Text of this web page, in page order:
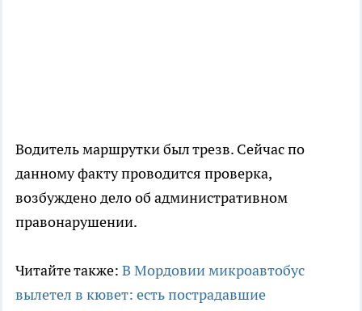
Водитель маршрутки был трезв. Сейчас по
данному факту проводится проверка,
возбуждено дело об административном
правонарушении.
Читайте также: В Мордовии микроавтобус
вылетел в кювет: есть пострадавшие